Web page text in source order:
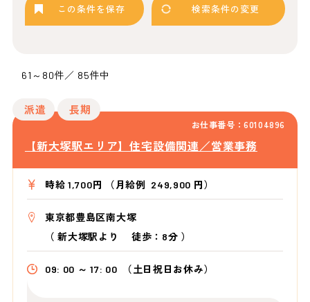
この条件を保存 検索条件の変更
61～80件／ 85件中
お仕事番号：60104896
派遣 長期
【新大塚駅エリア】住宅設備関連／営業事務
時給 1,700円 （月給例 249,900 円）
東京都豊島区南大塚
（新大塚駅より 徒歩：8分 ）
09: 00 ～ 17: 00 （土日祝日お休み）